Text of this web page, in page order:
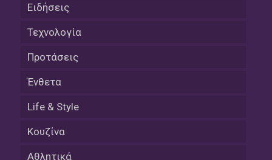
Ειδήσεις
Τεχνολογία
Προτάσεις
Ένθετα
Life & Style
Κουζίνα
Αθλητικά